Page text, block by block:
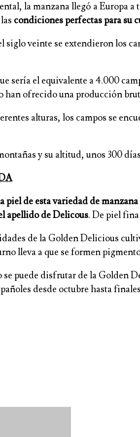
la manzana llegó a Europa a
condiciones perfectas para su
siglo veinte se extendieron los
sería el equivalente a 4.000
han ofrecido una producción
alturas, los campos se
y su altitud, unos 300
piel de esta variedad de
apellido de Delicous. De piel
de la Golden Delicious
lleva a que se formen
puede disfrutar de la Golden
desde octubre hasta